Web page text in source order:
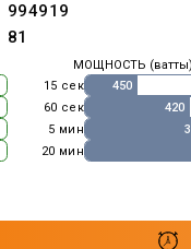
994919
81
МОЩНОСТЬ (ватты)
15 сек
450
60 сек
420
5 мин
20 мин